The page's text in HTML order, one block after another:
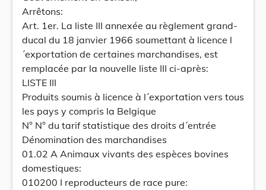
Arrêtons:
Art. 1er. La liste III annexée au règlement grand-
ducal du 18 janvier 1966 soumettant à licence l
´exportation de certaines marchandises, est
remplacée par la nouvelle liste III ci-après:
LISTE III
Produits soumis à licence à l´exportation vers tous
les pays y compris la Belgique
N° N° du tarif statistique des droits d´entrée
Dénomination des marchandises
01.02 A Animaux vivants des espèces bovines
domestiques:
010200 I reproducteurs de race pure: